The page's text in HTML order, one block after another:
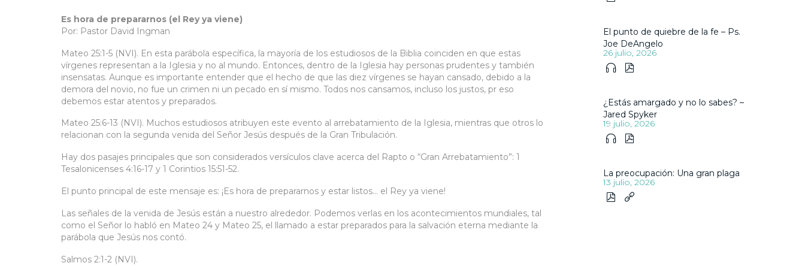
Es hora de prepararnos (el Rey ya viene)
Por: Pastor David Ingman
Mateo 25:1-5 (NVI). En esta parábola específica, la mayoría de los estudiosos de la Biblia coinciden en que estas
vírgenes representan a la Iglesia y no al mundo. Entonces, dentro de la Iglesia hay personas prudentes y también
insensatas. Aunque es importante entender que el hecho de que las diez vírgenes se hayan cansado, debido a la
demora del novio, no fue un crimen ni un pecado en sí mismo. Todos nos cansamos, incluso los justos, pr eso
debemos estar atentos y preparados.
Mateo 25:6-13 (NVI). Muchos estudiosos atribuyen este evento al arrebatamiento de la Iglesia, mientras que otros lo
relacionan con la segunda venida del Señor Jesús después de la Gran Tribulación.
Hay dos pasajes principales que son considerados versículos clave acerca del Rapto o “Gran Arrebatamiento”: 1
Tesalonicenses 4:16-17 y 1 Corintios 15:51-52.
El punto principal de este mensaje es: ¡Es hora de prepararnos y estar listos… el Rey ya viene!
Las señales de la venida de Jesús están a nuestro alrededor. Podemos verlas en los acontecimientos mundiales, tal
como el Señor lo habló en Mateo 24 y Mateo 25, el llamado a estar preparados para la salvación eterna mediante la
parábola que Jesús nos contó.
Salmos 2:1-2 (NVI).
El punto de quiebre de la fe – Ps.
Joe DeAngelo
26 julio, 2026
 
¿Estás amargado y no lo sabes? –
Jared Spyker
19 julio, 2026
 
La preocupación: Una gran plaga
13 julio, 2026
 